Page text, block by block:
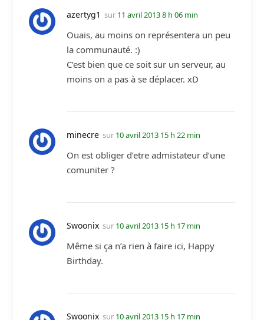
azertyg1 sur 11 avril 2013 8 h 06 min
Ouais, au moins on représentera un peu
la communauté. :)
C’est bien que ce soit sur un serveur, au
moins on a pas à se déplacer. xD
minecre sur 10 avril 2013 15 h 22 min
On est obliger d’etre admistateur d’une
comuniter ?
Swoonix sur 10 avril 2013 15 h 17 min
Même si ça n’a rien à faire ici, Happy
Birthday.
Swoonix sur 10 avril 2013 15 h 17 min